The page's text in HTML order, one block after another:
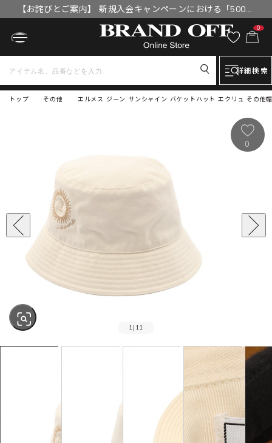
【お詫びとご案内】 新規入会キャンペーンにおける「500円
OFFクーポン」付与漏れと補填について
0
詳細検索
トップ エルメス ジーン サンシャイン バケットハット エクリュ その他
その他
SOLD OUT
1 | 11
0